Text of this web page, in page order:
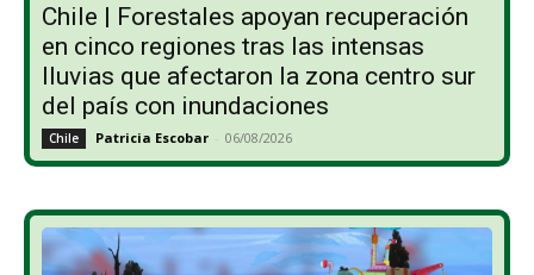
Chile | Forestales apoyan recuperación
en cinco regiones tras las intensas
lluvias que afectaron la zona centro sur
del país con inundaciones
Chile Patricia Escobar - 06/08/2026